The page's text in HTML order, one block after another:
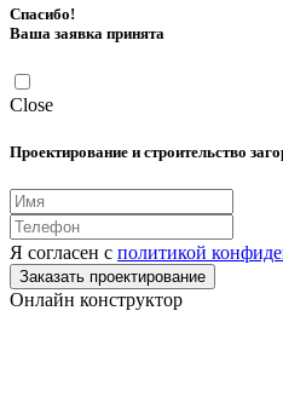
Спасибо!
Ваша заявка принята
Close
Проектирование и строительство
Я согласен с политикой
Заказать проектирование
Онлайн конструктор